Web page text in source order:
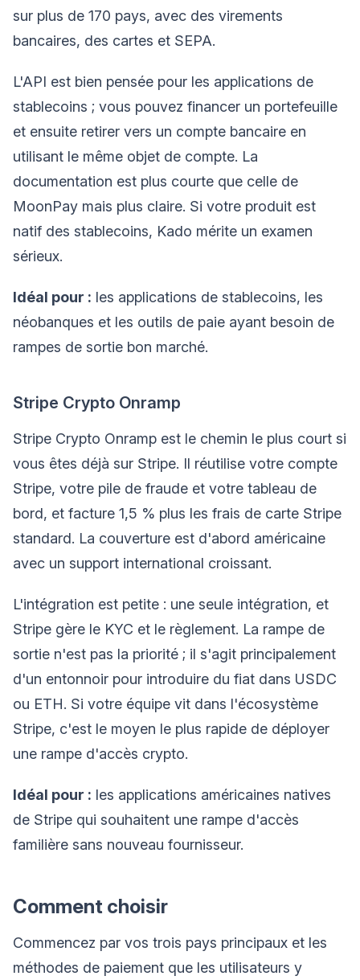
sur plus de 170 pays, avec des virements
bancaires, des cartes et SEPA.
L'API est bien pensée pour les applications de
stablecoins ; vous pouvez financer un portefeuille
et ensuite retirer vers un compte bancaire en
utilisant le même objet de compte. La
documentation est plus courte que celle de
MoonPay mais plus claire. Si votre produit est
natif des stablecoins, Kado mérite un examen
sérieux.
Idéal pour : les applications de stablecoins, les
néobanques et les outils de paie ayant besoin de
rampes de sortie bon marché.
Stripe Crypto Onramp
Stripe Crypto Onramp est le chemin le plus court si
vous êtes déjà sur Stripe. Il réutilise votre compte
Stripe, votre pile de fraude et votre tableau de
bord, et facture 1,5 % plus les frais de carte Stripe
standard. La couverture est d'abord américaine
avec un support international croissant.
L'intégration est petite : une seule intégration, et
Stripe gère le KYC et le règlement. La rampe de
sortie n'est pas la priorité ; il s'agit principalement
d'un entonnoir pour introduire du fiat dans USDC
ou ETH. Si votre équipe vit dans l'écosystème
Stripe, c'est le moyen le plus rapide de déployer
une rampe d'accès crypto.
Idéal pour : les applications américaines natives
de Stripe qui souhaitent une rampe d'accès
familière sans nouveau fournisseur.
Comment choisir
Commencez par vos trois pays principaux et les
méthodes de paiement que les utilisateurs y